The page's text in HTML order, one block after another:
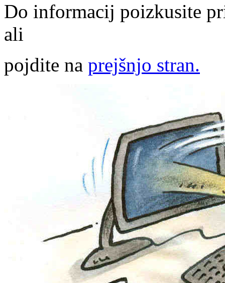
Do informacij poizkusite
ali
pojdite na prejšnjo stran.